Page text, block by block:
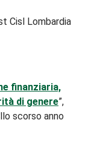
Cisl Lombardia
finanziaria,
di genere”,
scorso anno